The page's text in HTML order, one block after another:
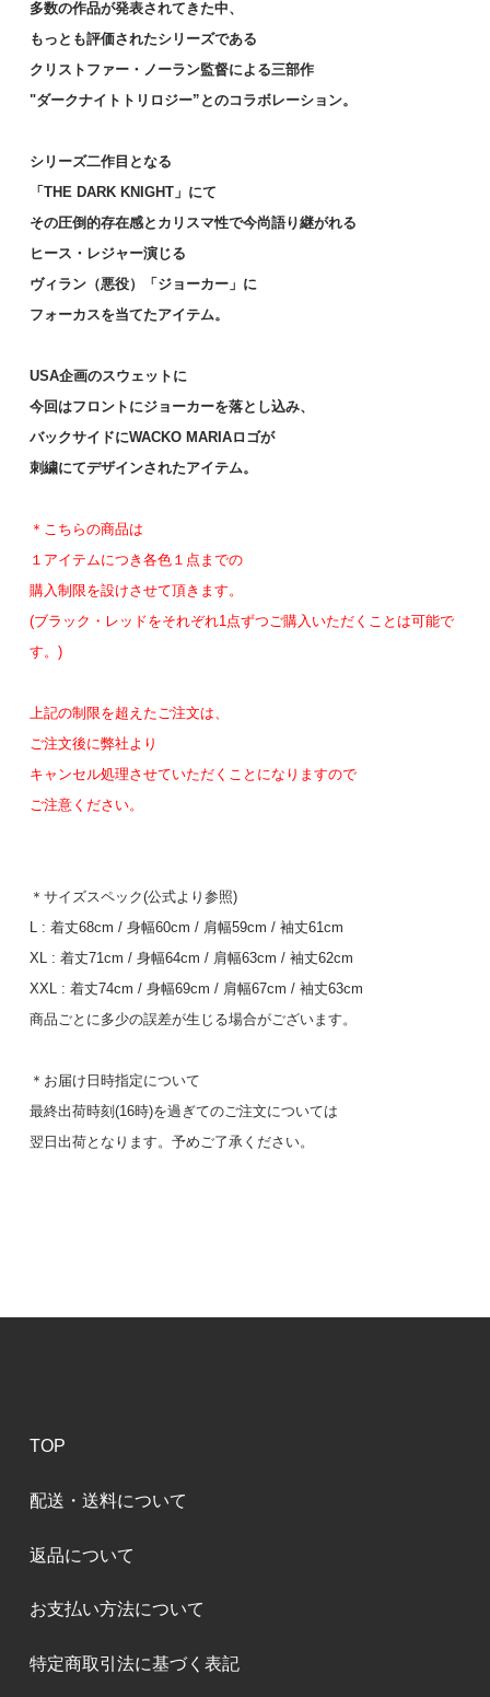
多数の作品が発表されてきた中、
もっとも評価されたシリーズである
クリストファー・ノーラン監督による三部作
"ダークナイトトリロジー”とのコラボレーション。
シリーズ二作目となる
「THE DARK KNIGHT」にて
その圧倒的存在感とカリスマ性で今尚語り継がれる
ヒース・レジャー演じる
ヴィラン（悪役）「ジョーカー」に
フォーカスを当てたアイテム。
USA企画のスウェットに
今回はフロントにジョーカーを落とし込み、
バックサイドにWACKO MARIAロゴが
刺繍にてデザインされたアイテム。
＊こちらの商品は
１アイテムにつき各色１点までの
購入制限を設けさせて頂きます。
(ブラック・レッドをそれぞれ1点ずつご購入いただくことは可能で
す。)
上記の制限を超えたご注文は、
ご注文後に弊社より
キャンセル処理させていただくことになりますので
ご注意ください。
＊サイズスペック(公式より参照)
L : 着丈68cm / 身幅60cm / 肩幅59cm / 袖丈61cm
XL : 着丈71cm / 身幅64cm / 肩幅63cm / 袖丈62cm
XXL : 着丈74cm / 身幅69cm / 肩幅67cm / 袖丈63cm
商品ごとに多少の誤差が生じる場合がございます。
＊お届け日時指定について
最終出荷時刻(16時)を過ぎてのご注文については
翌日出荷となります。予めご了承ください。
24,200円(税2,200円)
SOLD OUT
BLACK / XXL (soldout)
24,200円(税2,200円)
SOLD OUT
24,200円(税2,200円)
在庫：1
RED / XL (soldout)
24,200円(税2,200円)
SOLD OUT
TOP
配送・送料について
返品について
お支払い方法について
特定商取引法に基づく表記